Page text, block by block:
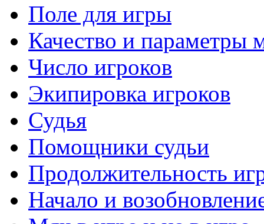
Поле для игры
Качество и параметры
Число игроков
Экипировка игроков
Судья
Помощники судьи
Продолжительность
Начало и